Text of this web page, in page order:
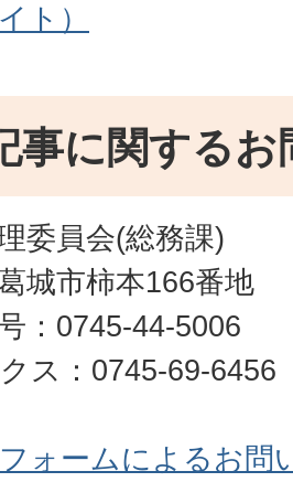
ト）
事に関するお
委員会(総務課)
城市柿本166番地
：0745-44-5006
ス：0745-69-6456
ォームによるお問